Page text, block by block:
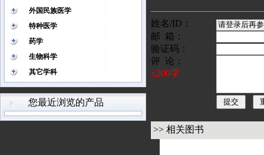
外国民族医学
特种医学
药学
生物科学
其它学科
您最近浏览的产品
姓名/ID：
邮 箱：
验证码：
评 论：
≤200字
>> 相关图书